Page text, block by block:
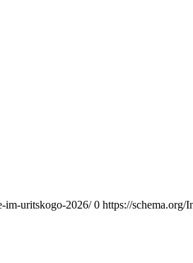
im-uritskogo-2026/ 0 https://schema.org/